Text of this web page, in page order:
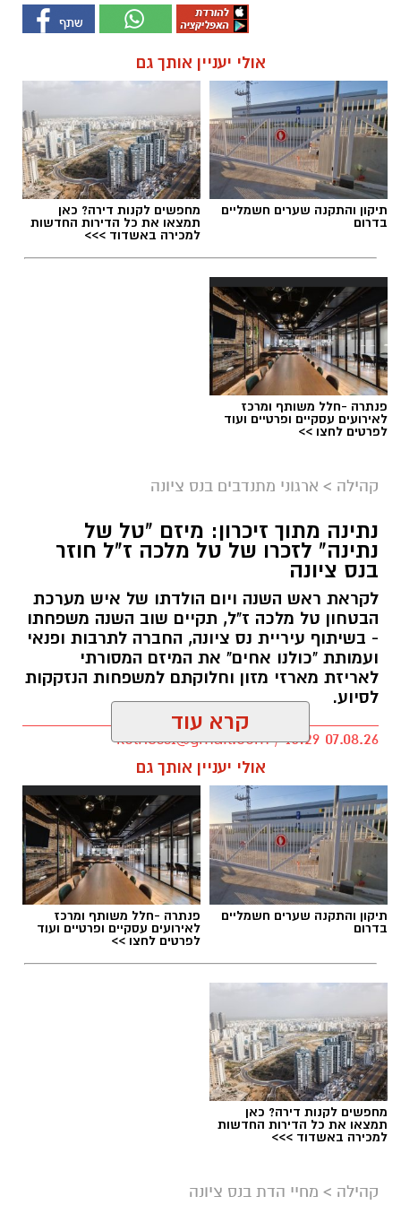
אולי יעניין אותך גם
תיקון והתקנה שערים חשמליים
בדרום
מחפשים לקנות דירה? כאן
תמצאו את כל הדירות החדשות
למכירה באשדוד >>>
פנתרה -חלל משותף ומרכז
לאירועים עסקיים ופרטיים ועוד
לפרטים לחצו >>
קהילה > ארגוני מתנדבים בנס ציונה
נתינה מתוך זיכרון: מיזם "טל של
נתינה" לזכרו של טל מלכה ז"ל חוזר
בנס ציונה
לקראת ראש השנה ויום הולדתו של איש מערכת
הבטחון טל מלכה ז"ל, תקיים שוב השנה משפחתו
- בשיתוף עיריית נס ציונה, החברה לתרבות ופנאי
ועמותת "כולנו אחים" את המיזם המסורתי
לאריזת מארזי מזון וחלוקתם למשפחות הנזקקות
לסיוע.
kolness1@gmail.com / 10:29 07.08.26
תגים:סמ"ר טל מלכה ז"ל
ארכיון
קרא עוד
אולי יעניין אותך גם
תיקון והתקנה שערים חשמליים
בדרום
פנתרה -חלל משותף ומרכז
לאירועים עסקיים ופרטיים ועוד
לפרטים לחצו >>
מחפשים לקנות דירה? כאן
תמצאו את כל הדירות החדשות
למכירה באשדוד >>>
קהילה > מחיי הדת בנס ציונה